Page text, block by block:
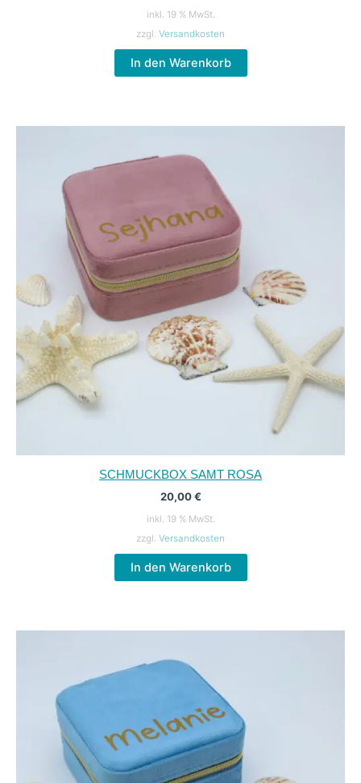
inkl. 19 % MwSt.
zzgl. Versandkosten
In den Warenkorb
SCHMUCKBOX SAMT ROSA
20,00€
inkl. 19 % MwSt.
zzgl. Versandkosten
In den Warenkorb